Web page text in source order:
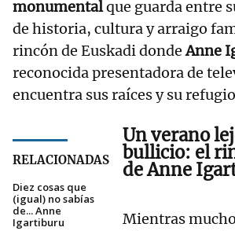
monumentalque guarda entre
de historia, cultura y arraigo
rincón de Euskadi dondeAnne
reconocida presentadora de
encuentra sus raíces y su
RELACIONADAS
Diez cosas que
(igual) no sabías
de... Anne
Igartiburu
Un verano
bullicio: el
de Anne
Mientras